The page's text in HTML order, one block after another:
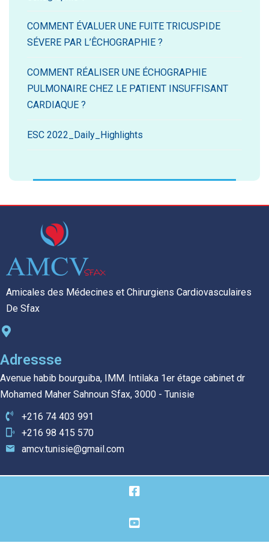
COMMENT ÉVALUER UNE FUITE TRICUSPIDE
SÉVERE PAR L’ÊCHOGRAPHIE ?
COMMENT RÉALISER UNE ÉCHOGRAPHIE
PULMONAIRE CHEZ LE PATIENT INSUFFISANT
CARDIAQUE ?
ESC 2022_Daily_Highlights
Amicales des Médecines et Chirurgiens Cardiovasculaires
De Sfax
Adressse
Avenue habib bourguiba, IMM. Intilaka 1er étage cabinet dr
Mohamed Maher Sahnoun Sfax, 3000 - Tunisie
+216 74 403 991
+216 98 415 570
amcv.tunisie@gmail.com